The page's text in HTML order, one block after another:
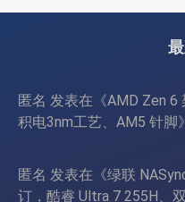
匿名 发表在《AMD Zen 6
积电3nm工艺、AM5 针脚》
匿名 发表在《绿联
订，酷睿 Ultra 7 255H、